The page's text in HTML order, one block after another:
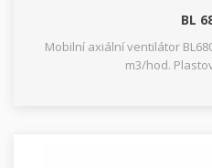
BL
Mobilní axiální ventilátor
m3/hod.